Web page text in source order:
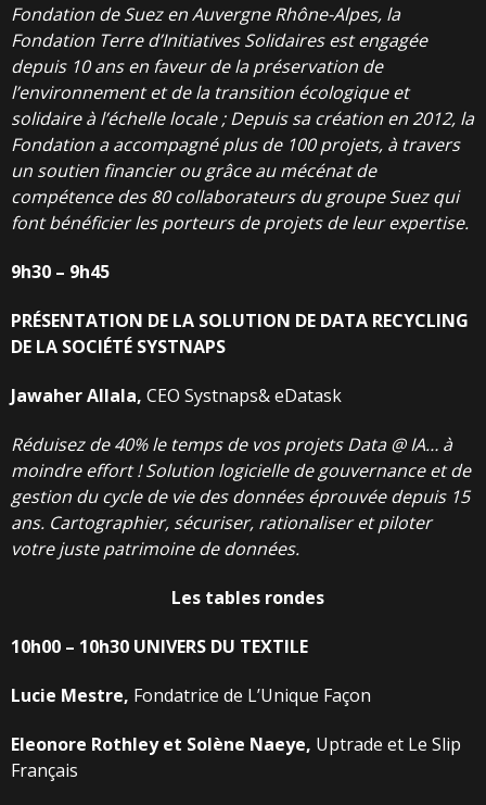
Fondation de Suez en Auvergne Rhône-Alpes, la
Fondation Terre d’Initiatives Solidaires est engagée
depuis 10 ans en faveur de la préservation de
l’environnement et de la transition écologique et
solidaire à l’échelle locale ; Depuis sa création en 2012, la
Fondation a accompagné plus de 100 projets, à travers
un soutien financier ou grâce au mécénat de
compétence des 80 collaborateurs du groupe Suez qui
font bénéficier les porteurs de projets de leur expertise.
9h30 – 9h45
PRÉSENTATION DE LA SOLUTION DE DATA RECYCLING
DE LA SOCIÉTÉ SYSTNAPS
JawaherAllala, CEO Systnaps& eDatask
Réduisez de 40% le temps de vos projets Data @ IA… à
moindre effort ! Solution logicielle de gouvernance et de
gestion du cycle de vie des données éprouvée depuis 15
ans. Cartographier, sécuriser, rationaliser et piloter
votre juste patrimoine de données.
Les tables rondes
10h00 – 10h30 UNIVERS DU TEXTILE
Lucie Mestre, Fondatrice de L’Unique Façon
Eleonore Rothley et Solène Naeye, Uptrade et Le Slip
Français